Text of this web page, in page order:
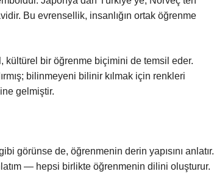
Bu evrensellik, insanlığın ortak öğrenme
kültürel bir öğrenme biçimini de temsil eder.
bilinmeyeni bilinir kılmak için renkleri
gelmiştir.
görünse de, öğrenmenin derin yapısını anlatır.
— hepsi birlikte öğrenmenin dilini oluşturur.